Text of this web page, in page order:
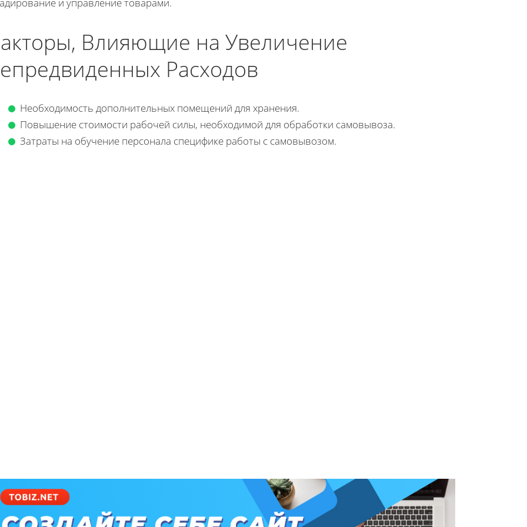
Влияющие на Увеличение
Расходов
Необходимость дополнительных помещений для хранения.
Повышение стоимости рабочей силы, необходимой для обработки самовывоза.
Затраты на обучение персонала специфике работы с самовывозом.